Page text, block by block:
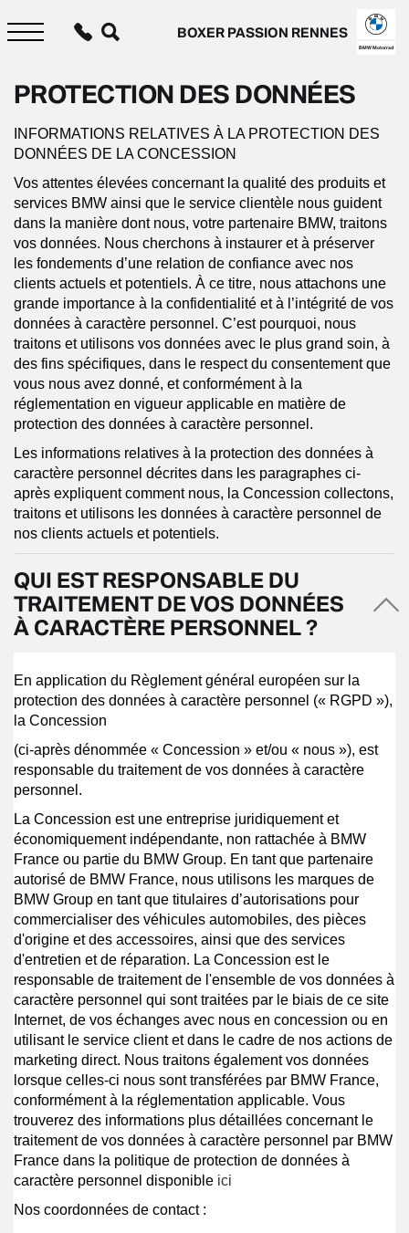
contenu
BOXER PASSION RENNES
BMW Motorrad
PROTECTION DES DONNÉES
INFORMATIONS RELATIVES À LA PROTECTION DES
DONNÉES DE LA CONCESSION
Vos attentes élevées concernant la qualité des produits et
services BMW ainsi que le service clientèle nous guident
dans la manière dont nous, votre partenaire BMW, traitons
vos données. Nous cherchons à instaurer et à préserver
les fondements d’une relation de confiance avec nos
clients actuels et potentiels. À ce titre, nous attachons une
grande importance à la confidentialité et à l’intégrité de vos
données à caractère personnel. C’est pourquoi, nous
traitons et utilisons vos données avec le plus grand soin, à
des fins spécifiques, dans le respect du consentement que
vous nous avez donné, et conformément à la
réglementation en vigueur applicable en matière de
protection des données à caractère personnel.
Les informations relatives à la protection des données à
caractère personnel décrites dans les paragraphes ci-
après expliquent comment nous, la Concession collectons,
traitons et utilisons les données à caractère personnel de
nos clients actuels et potentiels.
QUI EST RESPONSABLE DU
TRAITEMENT DE VOS DONNÉES
À CARACTÈRE PERSONNEL ?
En application du Règlement général européen sur la
protection des données à caractère personnel (« RGPD »),
la Concession
(ci-après dénommée « Concession » et/ou « nous »), est
responsable du traitement de vos données à caractère
personnel.
La Concession est une entreprise juridiquement et
économiquement indépendante, non rattachée à BMW
France ou partie du BMW Group. En tant que partenaire
autorisé de BMW France, nous utilisons les marques de
BMW Group en tant que titulaires d’autorisations pour
commercialiser des véhicules automobiles, des pièces
d'origine et des accessoires, ainsi que des services
d'entretien et de réparation. La Concession est le
responsable de traitement de l'ensemble de vos données à
caractère personnel qui sont traitées par le biais de ce site
Internet, de vos échanges avec nous en concession ou en
utilisant le service client et dans le cadre de nos actions de
marketing direct. Nous traitons également vos données
lorsque celles-ci nous sont transférées par BMW France,
conformément à la réglementation applicable. Vous
trouverez des informations plus détaillées concernant le
traitement de vos données à caractère personnel par BMW
France dans la politique de protection de données à
caractère personnel disponible ici
Nos coordonnées de contact :